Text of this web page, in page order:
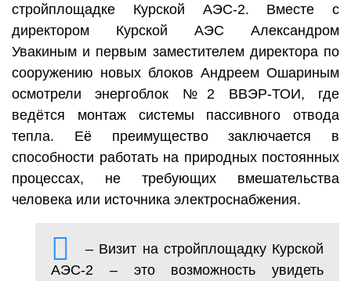
стройплощадке Курской АЭС-2. Вместе с
директором Курской АЭС Александром
Увакиным и первым заместителем директора по
сооружению новых блоков Андреем Ошариным
осмотрели энергоблок №2 ВВЭР-ТОИ, где
ведётся монтаж системы пассивного отвода
тепла. Её преимущество заключается в
способности работать на природных постоянных
процессах, не требующих вмешательства
человека или источника электроснабжения.
– Визит на стройплощадку Курской
АЭС-2 – это возможность увидеть